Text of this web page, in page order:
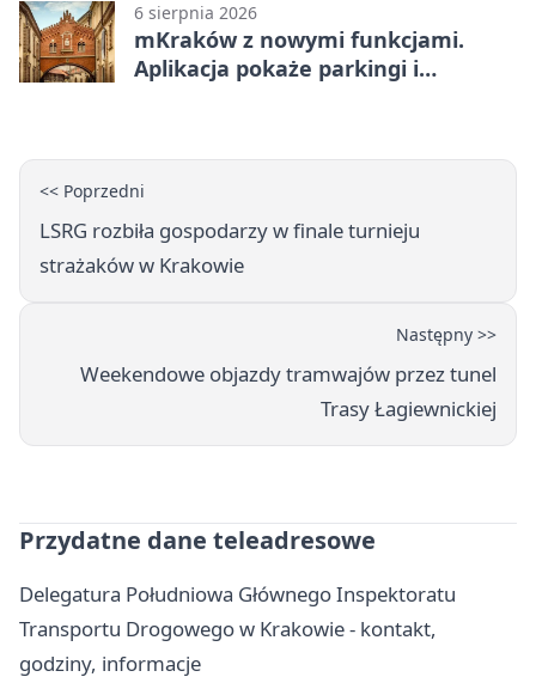
6 sierpnia 2026
mKraków z nowymi funkcjami.
Aplikacja pokaże parkingi i
<< Poprzedni
LSRG rozbiła gospodarzy w finale turnieju
strażaków w Krakowie
Następny >>
Weekendowe objazdy tramwajów przez tunel
Trasy Łagiewnickiej
Przydatne dane teleadresowe
Delegatura Południowa Głównego Inspektoratu
Transportu Drogowego w Krakowie - kontakt,
godziny, informacje